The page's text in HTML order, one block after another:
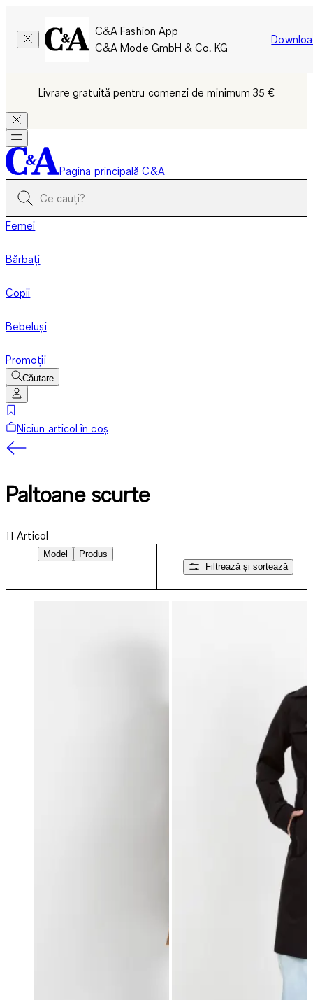
C&A Fashion App
C&A Mode GmbH & Co. KG
Livrare gratuită pentru comenzi de minimum 35 €
Pagina principală C&A
Femei
Bărbați
Copii
Bebeluși
Promoții
Căutare
Niciun articol în coș
Paltoane scurte
11 Articol
Model
Produs
Filtrează și sortează